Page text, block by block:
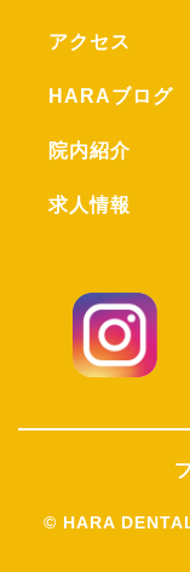
アクセス
HARAブログ
院内紹介
求人情報
© HARA